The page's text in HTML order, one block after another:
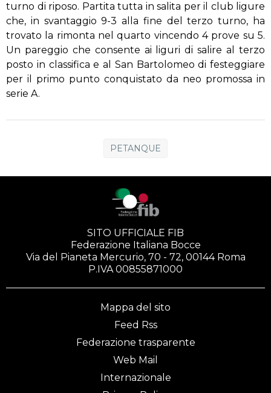
turno di riposo. Partita tutta in salita per il club ligure
che, in svantaggio 9-3 alla fine del terzo turno, ha
trovato la rimonta nel quarto vincendo 4 prove su 5.
Un pareggio che consente ai liguri di salire al terzo
posto in classifica e al San Bartolomeo di festeggiare
per il primo punto conquistato da neo promossa in
serie A.
PETANQUE
SITO UFFICIALE FIB
Federazione Italiana Bocce
Via del Pianeta Mercurio, 70 - 72, 00144 Roma
P.IVA 00855871000
Mappa del sito
Feed Rss
Federazione trasparente
Web Mail
Internazionale